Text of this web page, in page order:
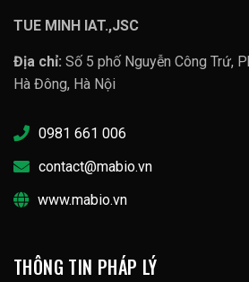
TUE MINH IAT.,JSC
Địa chỉ: Số 5 phố Nguyễn Công Trứ,
Hà Đông, Hà Nội
0981 661 006
contact@mabio.vn
www.mabio.vn
THÔNG TIN PHÁP LÝ